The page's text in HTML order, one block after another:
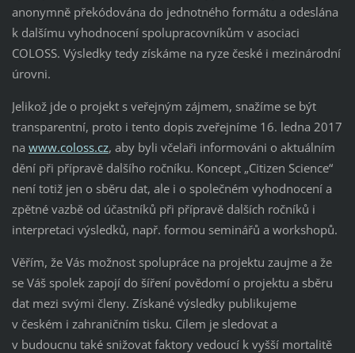
anonymně překódována do jednotného formátu a odeslána
k dalšímu vyhodnocení spolupracovníkům v asociaci
COLOSS. Výsledky tedy získáme na ryze české i mezinárodní
úrovni.
Jelikož jde o projekt s veřejným zájmem, snažíme se být
transparentní, proto i tento dopis zveřejníme 16. ledna 2017
na www.coloss.cz, aby byli včelaři informováni o aktuálním
dění při přípravě dalšího ročníku. Koncept „Citizen Science“
není totiž jen o sběru dat, ale i o společném vyhodnocení a
zpětné vazbě od účastníků při přípravě dalších ročníků i
interpretaci výsledků, např. formou seminářů a workshopů.
Věřím, že Vás možnost spolupráce na projektu zaujme a že
se Váš spolek zapojí do šíření povědomí o projektu a sběru
dat mezi svými členy. Získané výsledky publikujeme
v českém i zahraničním tisku. Cílem je sledovat a
v budoucnu také snižovat faktory vedoucí k vyšší mortalitě